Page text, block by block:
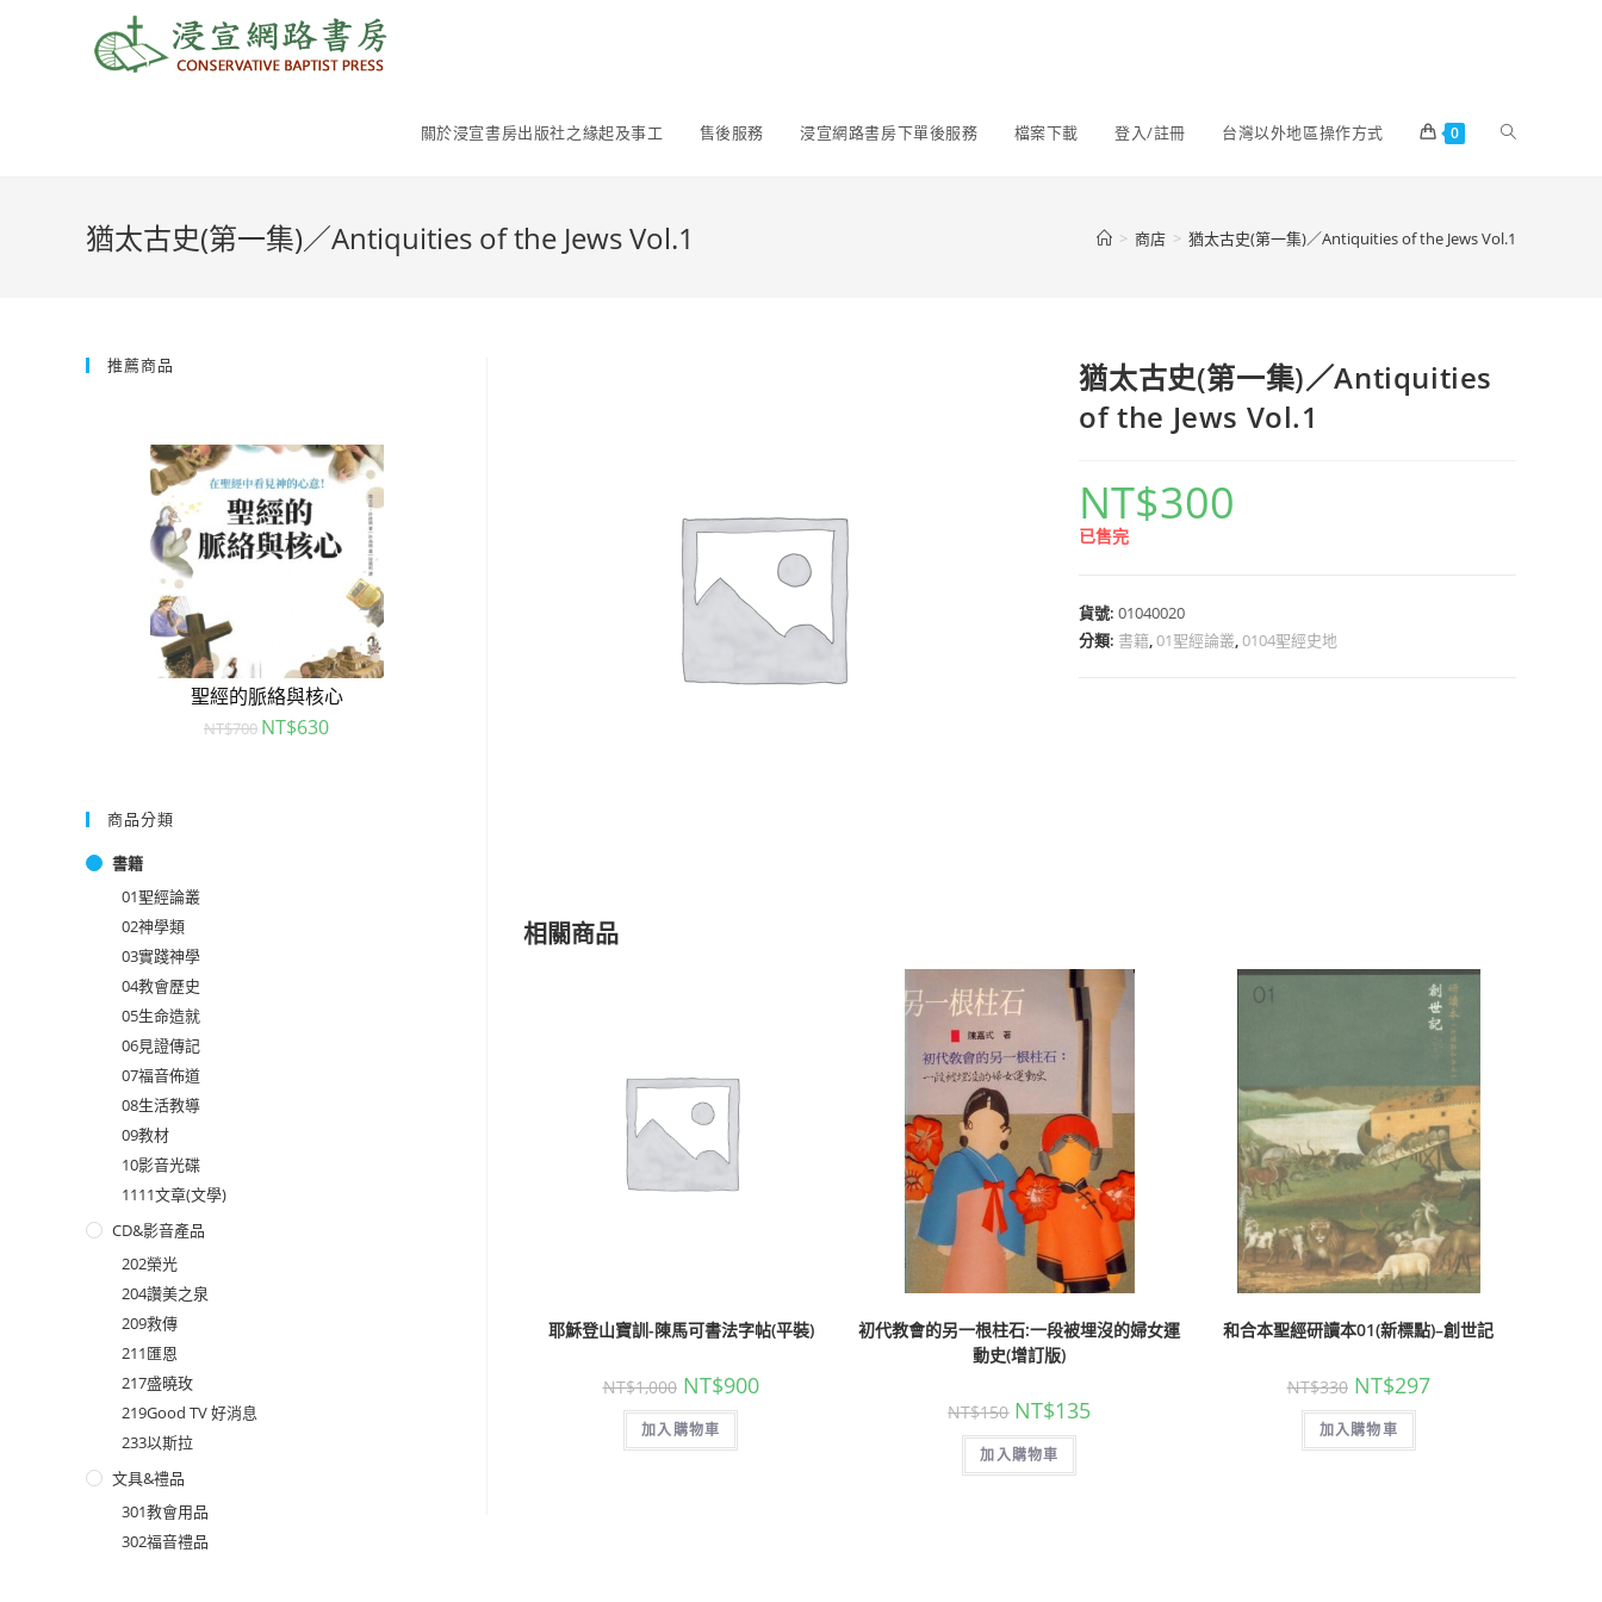
關於浸宣書房出版社之緣起及事工 售後服務 浸宣網路書房下單後服務 檔案下載 登入/註冊 台灣以外地區操作方式 0
猶太古史(第一集)／Antiquities of the Jews Vol.1 > 商店 > 猶太古史(第一集)／Antiquities of the Jews Vol.1
猶太古史(第一集)／Antiquities
of the Jews Vol.1
NT$300
已售完
貨號:01040020
分類: 書籍,01聖經論叢,0104聖經史地
相關商品
耶穌登山寶訓-陳馬可書法字帖(平裝)
NT$1,000 NT$900
加入購物車
初代教會的另一根柱石:一段被埋沒的婦女運
動史(增訂版)
NT$150 NT$135
加入購物車
和合本聖經研讀本01(新標點)–創世記
NT$330 NT$297
加入購物車
推薦商品
聖經的脈絡與核心
NT$700 NT$630
商品分類
書籍
01聖經論叢
02神學類
03實踐神學
04教會歷史
05生命造就
06見證傳記
07福音佈道
08生活教導
09教材
10影音光碟
1111文章(文學)
CD&影音產品
202榮光
204讚美之泉
209救傳
211匯恩
217盛曉玫
219Good TV 好消息
233以斯拉
文具&禮品
301教會用品
302福音禮品